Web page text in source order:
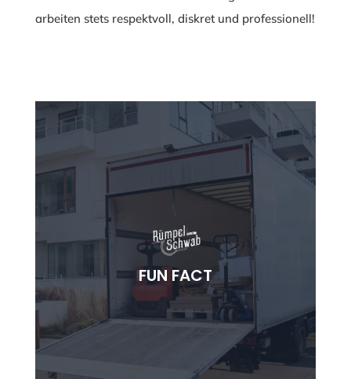
arbeiten stets respektvoll, diskret und professionell!
FUN FACT
SCHATZSUCHE INKLUSIVE
Bei Haushaltsauflösungen findet man oft
vergessene Schätze – von alten Briefen bis zu
wertvollen Vintage-Objekten.